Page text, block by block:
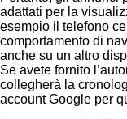
adattati per la
esempio il telefono
comportamento di
anche su un altro
Se avete fornito
collegherà la
account Google per